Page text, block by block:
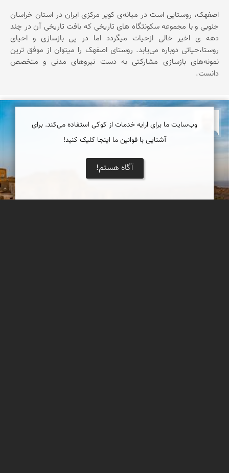
اصفهک، روستایی است در میانه‌ی کویر مرکزی ایران در استان خراسان
جنوبی و با مجموعه سکونتگاه های تاریخی که بافت تاریخی آن در چند
دهه ی اخیر خالی ازحیات میگردد اما در پی بازسازی و احیای
روستا،حیاتی دوباره می‌یابد. روستای اصفهک را میتوان از موفق ‌ترین
نمونه‌های بازسازی مشارکتی به دست نیروهای مدنی و متخصص
دانست.
بابک ارجمندی
وب‌سایت ما برای ارایه خدمات از کوکی استفاده می‌کند. برای
آشنایی با قوانین ما اینجا کلیک کنید!
آگاه هستم!